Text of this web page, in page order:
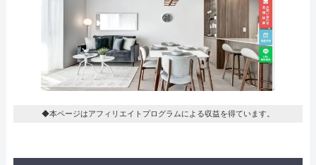
◆本ページはアフィリエイトプログラムによる収益を得ています。